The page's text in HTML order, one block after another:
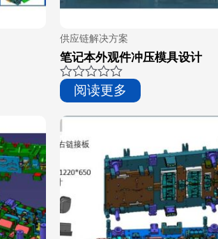
供应链解决方案
笔记本外观件冲压模具设计
评
分
&sol;
5
阅读更多